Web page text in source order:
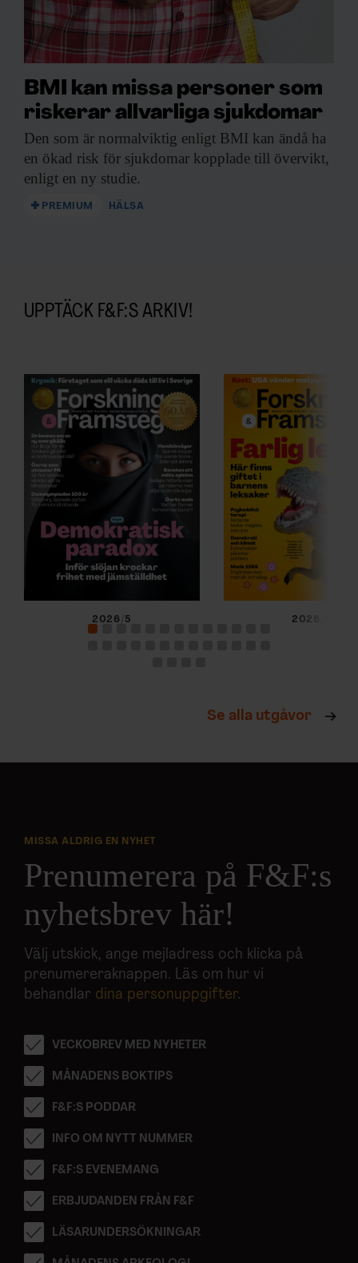
BMI kan missa personer som
riskerar allvarliga sjukdomar
Den som är normalviktig enligt BMI kan ändå ha
en ökad risk för sjukdomar kopplade till övervikt,
enligt en ny studie.
PREMIUM HÄLSA
UPPTÄCK F&F:S ARKIV!
2026/5 2026/4
Se alla utgåvor
MISSA ALDRIG EN NYHET
Prenumerera på F&F:s
nyhetsbrev här!
Välj utskick, ange mejladress och klicka på
prenumereraknappen. Läs om hur vi
behandlar dina personuppgifter.
VECKOBREV MED NYHETER
MÅNADENS BOKTIPS
F&F:S PODDAR
INFO OM NYTT NUMMER
F&F:S EVENEMANG
ERBJUDANDEN FRÅN F&F
LÄSARUNDERSÖKNINGAR